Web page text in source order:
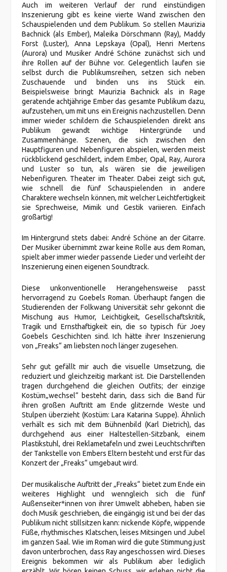
Auch im weiteren Verlauf der rund einstündigen
Inszenierung gibt es keine vierte Wand zwischen den
Schauspielenden und dem Publikum. So stellen Maurizia
Bachnick (als Ember), Maleika Dörschmann (Ray), Maddy
Forst (Luster), Anna Lepskaya (Opal), Henri Mertens
(Aurora) und Musiker André Schöne zunächst sich und
ihre Rollen auf der Bühne vor. Gelegentlich laufen sie
selbst durch die Publikumsreihen, setzen sich neben
Zuschauende und binden uns ins Stück ein.
Beispielsweise bringt Maurizia Bachnick als in Rage
geratende achtjährige Ember das gesamte Publikum dazu,
aufzustehen, um mit uns ein Ereignis nachzustellen. Denn
immer wieder schildern die Schauspielenden direkt ans
Publikum gewandt wichtige Hintergründe und
Zusammenhänge. Szenen, die sich zwischen den
Hauptfiguren und Nebenfiguren abspielen, werden meist
rückblickend geschildert, indem Ember, Opal, Ray, Aurora
und Luster so tun, als wären sie die jeweiligen
Nebenfiguren. Theater im Theater. Dabei zeigt sich gut,
wie schnell die fünf Schauspielenden in andere
Charaktere wechseln können, mit welcher Leichtfertigkeit
sie Sprechweise, Mimik und Gestik variieren. Einfach
großartig!
Im Hintergrund stets dabei: André Schöne an der Gitarre.
Der Musiker übernimmt zwar keine Rolle aus dem Roman,
spielt aber immer wieder passende Lieder und verleiht der
Inszenierung einen eigenen Soundtrack.
Diese unkonventionelle Herangehensweise passt
hervorragend zu Goebels Roman. Überhaupt fangen die
Studierenden der Folkwang Universität sehr gekonnt die
Mischung aus Humor, Leichtigkeit, Gesellschaftskritik,
Tragik und Ernsthaftigkeit ein, die so typisch für Joey
Goebels Geschichten sind. Ich hätte ihrer Inszenierung
von „Freaks“ am liebsten noch länger zugesehen.
Sehr gut gefällt mir auch die visuelle Umsetzung, die
reduziert und gleichzeitig markant ist. Die Darstellenden
tragen durchgehend die gleichen Outfits; der einzige
Kostüm„wechsel“ besteht darin, dass sich die Band für
ihren großen Auftritt am Ende glitzernde Weste und
Stulpen überzieht (Kostüm: Lara Katarina Suppe). Ähnlich
verhält es sich mit dem Bühnenbild (Karl Dietrich), das
durchgehend aus einer Haltestellen-Sitzbank, einem
Plastikstuhl, drei Reklametafeln und zwei Leuchtschriften
der Tankstelle von Embers Eltern besteht und erst für das
Konzert der „Freaks“ umgebaut wird.
Der musikalische Auftritt der „Freaks“ bietet zum Ende ein
weiteres Highlight und wenngleich sich die fünf
Außenseiter*innen von ihrer Umwelt abheben, haben sie
doch Musik geschrieben, die eingängig ist und bei der das
Publikum nicht stillsitzen kann: nickende Köpfe, wippende
Füße, rhythmisches Klatschen, leises Mitsingen und Jubel
im ganzen Saal. Wie im Roman wird die gute Stimmung just
davon unterbrochen, dass Ray angeschossen wird. Dieses
Ereignis bekommen wir als Publikum aber lediglich